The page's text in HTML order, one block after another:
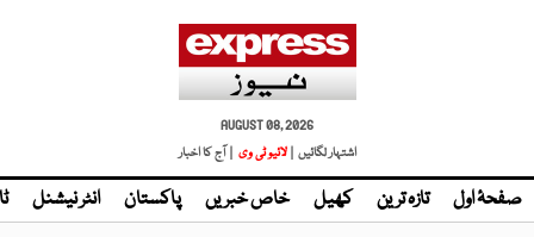
AUGUST 08, 2026
اشتہار لگائیں |
| آج کا اخبار
صفحۂ اول تازہ ترین کھیل خاص خبریں پاکستان انٹر نیشنل